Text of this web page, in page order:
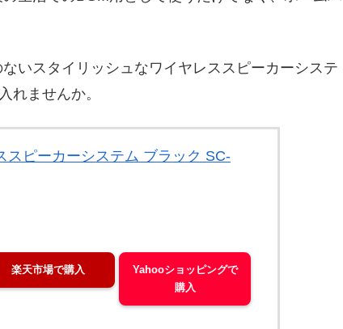
いスタイリッシュなワイヤレススピーカーシステ
れませんか。
スピーカーシステム ブラック SC-
楽天市場で購入
Yahooショッピングで
購入